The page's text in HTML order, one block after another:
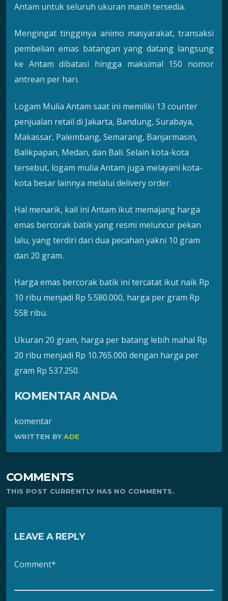
Antam untuk seluruh ukuran masih tersedia.
Mengingat tingginya animo masyarakat, transaksi
pembelian emas batangan yang datang langsung
ke Antam dibatasi hingga maksimal 150 nomor
antrean per hari.
Logam Mulia Antam saat ini memiliki 13 counter
penjualan retail di Jakarta, Bandung, Surabaya,
Makassar, Palembang, Semarang, Banjarmasin,
Balikpapan, Medan, dan Bali. Selain kota-kota
tersebut, logam mulia Antam juga melayani kota-
kota besar lainnya melalui delivery order.
Hal menarik, kali ini Antam ikut memajang harga
emas bercorak batik yang resmi meluncur pekan
lalu, yang terdiri dari dua pecahan yakni 10 gram
dan 20 gram.
Harga emas bercorak batik ini tercatat ikut naik Rp
10 ribu menjadi Rp 5.580.000, harga per gram Rp
558 ribu.
Ukuran 20 gram, harga per batang lebih mahal Rp
20 ribu menjadi Rp 10.765.000 dengan harga per
gram Rp 537.250.
KOMENTAR ANDA
komentar
WRITTEN BYADE
COMMENTS
THIS POST CURRENTLY HAS NO COMMENTS.
LEAVE A REPLY
Comment*